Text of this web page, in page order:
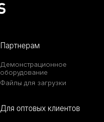
Партнерам
Демонстрационное
оборудование
Файлы для загрузки
Для оптовых клиентов